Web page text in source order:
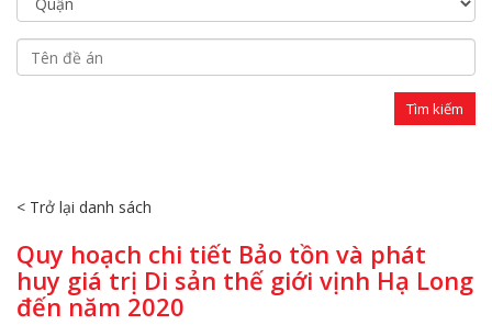
< Trở lại danh sách
Quy hoạch chi tiết Bảo tồn và phát
huy giá trị Di sản thế giới vịnh Hạ Long
đến năm 2020